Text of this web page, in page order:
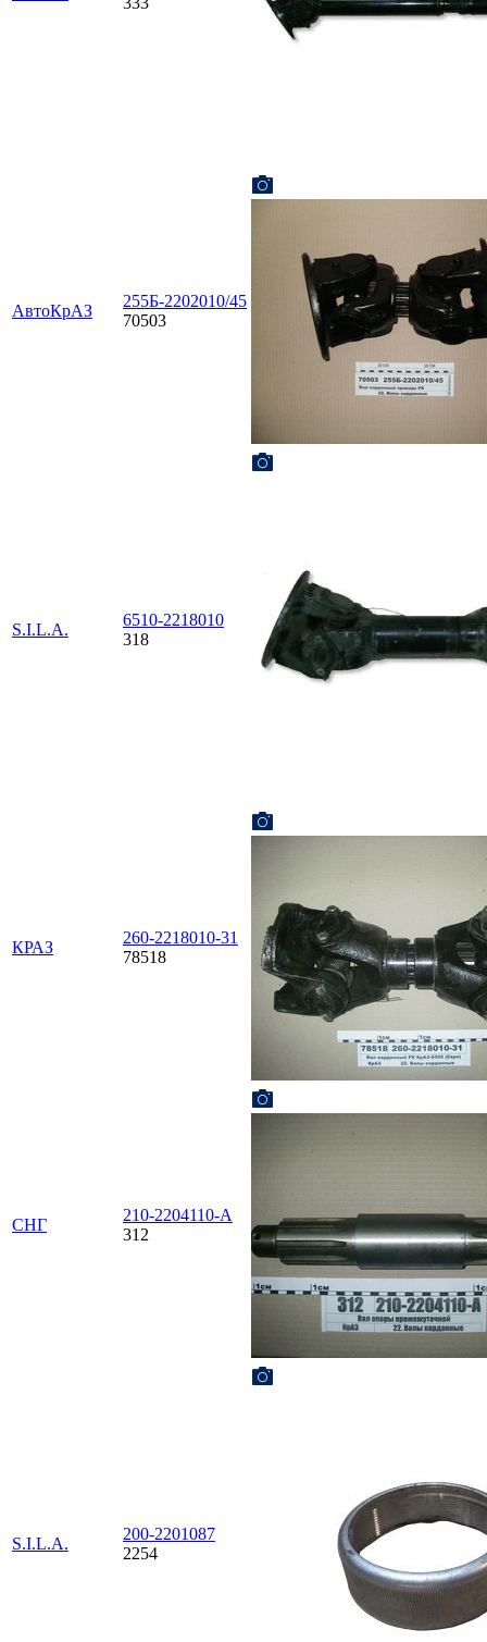
АвтоКрАЗ
255Б-2202010/45
70503
S.I.L.A.
6510-2218010
318
КРАЗ
260-2218010-31
78518
СНГ
210-2204110-А
312
S.I.L.A.
200-2201087
2254